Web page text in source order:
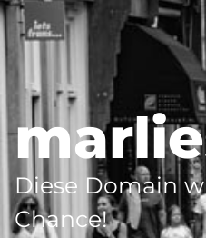
Diese Domain
Chance!